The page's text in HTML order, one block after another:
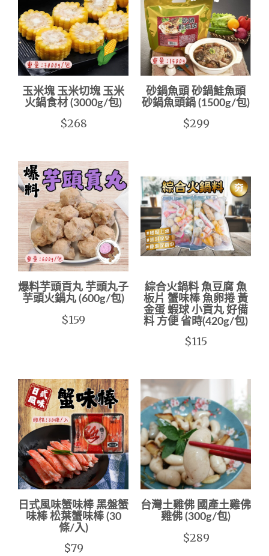
玉米塊 玉米切塊 玉米
火鍋食材 (3000g/包)
$268
砂鍋魚頭 砂鍋鮭魚頭
砂鍋魚頭鍋 (1500g/包)
$299
爆料芋頭貢丸 芋頭丸子
芋頭火鍋丸 (600g/包)
$159
綜合火鍋料 魚豆腐 魚
板片 蟹味棒 魚卵捲 黃
金蛋 蝦球 小貢丸 好備
料 方便 省時(420g/包)
$115
日式風味蟹味棒 黑盤蟹
味棒 松葉蟹味棒 (30
條/入)
$79
台灣土雞佛 國產土雞佛
雞佛 (300g/包)
$289